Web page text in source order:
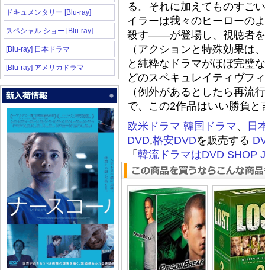
ドキュメンタリー [Blu-ray]
スペシャル ショー [Blu-ray]
[Blu-ray] 日本ドラマ
[Blu-ray] アメリカドラマ
る。それに加えてものすご
イラーは我々のヒーローの
殺す――が登場し、視聴者
（アクションと特殊効果は
と純粋なドラマがほぼ完璧
どのスペキュレイティヴフ
（例外があるとしたら再流
で、この2作品はいい勝負と
欧米ドラマ 韓国ドラマ、
日
DVD,格安DVDを販売する
「 韓流ドラマはDVD SHOP